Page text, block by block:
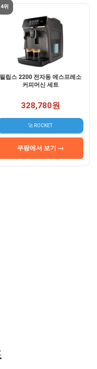
4위
필립스 2200 전자동 에스프레소
커피머신 세트
328,780원
🚀 ROCKET
쿠팡에서 보기 →